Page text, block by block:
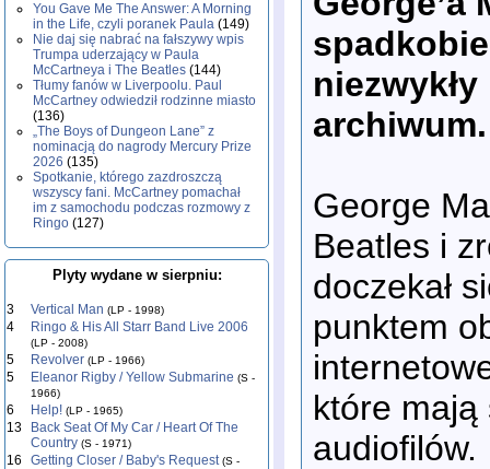
You Gave Me The Answer: A Morning
in the Life, czyli poranek Paula (149)
Nie daj się nabrać na fałszywy wpis
Trumpa uderzający w Paula
McCartneya i The Beatles (144)
Tłumy fanów w Liverpoolu. Paul
McCartney odwiedził rodzinne miasto
(136)
„The Boys of Dungeon Lane” z
nominacją do nagrody Mercury Prize
2026 (135)
Spotkanie, którego zazdroszczą
wszyscy fani. McCartney pomachał
im z samochodu podczas rozmowy z
Ringo (127)
Plyty wydane w sierpniu:
3 Vertical Man (LP - 1998)
4 Ringo & His All Starr Band Live 2006
(LP - 2008)
5 Revolver (LP - 1966)
5 Eleanor Rigby / Yellow Submarine (S -
1966)
6 Help! (LP - 1965)
13
Back Seat Of My Car / Heart Of The
Country (S - 1971)
16 Getting Closer / Baby's Request (S -
archiwum.
George
Beatles i
doczekał
punktem
które mają
audiofilów.